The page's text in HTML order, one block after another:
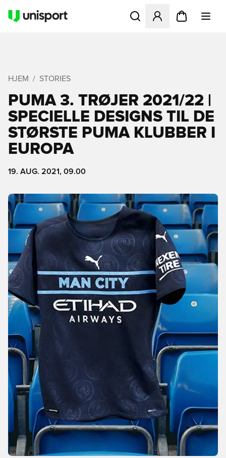
Åbner en Modal til at
HJEM STORIES
PUMA 3. TRØJER 2021/22 |
SPECIELLE DESIGNS TIL DE
STØRSTE PUMA KLUBBER I
EUROPA
19. AUG. 2021, 09.00